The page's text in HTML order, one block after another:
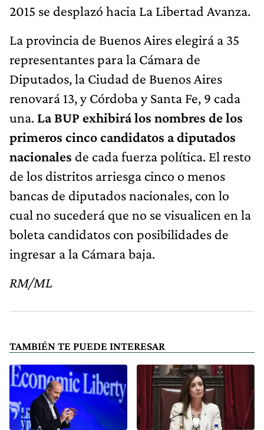
2015 se desplazó hacia La Libertad Avanza.
La provincia de Buenos Aires elegirá a 35
representantes para la Cámara de
Diputados, la Ciudad de Buenos Aires
renovará 13, y Córdoba y Santa Fe, 9 cada
una. La BUP exhibirá los nombres de los
primeros cinco candidatos a diputados
nacionales de cada fuerza política. El resto
de los distritos arriesga cinco o menos
bancas de diputados nacionales, con lo
cual no sucederá que no se visualicen en la
boleta candidatos con posibilidades de
ingresar a la Cámara baja.
RM/ML
TAMBIÉN TE PUEDE INTERESAR